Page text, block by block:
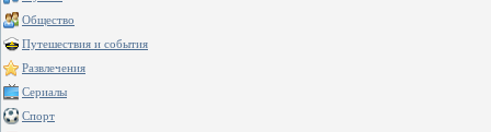
Общество
Путешествия и события
Развлечения
Сериалы
Спорт